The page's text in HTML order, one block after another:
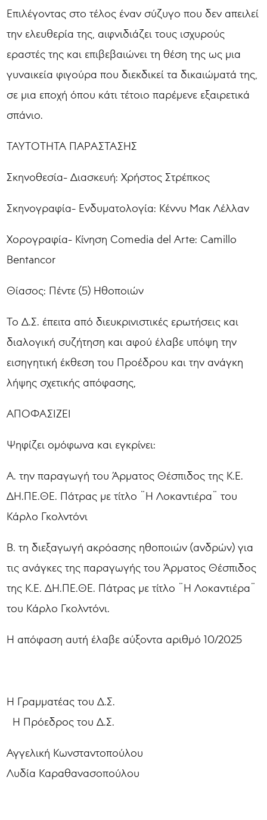
Επιλέγοντας στο τέλος έναν σύζυγο που δεν απειλεί
την ελευθερία της, αιφνιδιάζει τους ισχυρούς
εραστές της και επιβεβαιώνει τη θέση της ως μια
γυναικεία φιγούρα που διεκδικεί τα δικαιώματά της,
σε μια εποχή όπου κάτι τέτοιο παρέμενε εξαιρετικά
σπάνιο.
ΤΑΥΤΟΤΗΤΑ ΠΑΡΑΣΤΑΣΗΣ
Σκηνοθεσία- Διασκευή: Χρήστος Στρέπκος
Σκηνογραφία- Ενδυματολογία: Κέννυ Μακ Λέλλαν
Χορογραφία- Κίνηση Comedia del Arte: Camillo
Bentancor
Θίασος: Πέντε (5) Ηθοποιών
Το Δ.Σ. έπειτα από διευκρινιστικές ερωτήσεις και
διαλογική συζήτηση και αφού έλαβε υπόψη την
εισηγητική έκθεση του Προέδρου και την ανάγκη
λήψης σχετικής απόφασης,
ΑΠΟΦΑΣΙΖΕΙ
Ψηφίζει ομόφωνα και εγκρίνει:
Α. την παραγωγή του Άρματος Θέσπιδος της Κ.Ε.
ΔΗ.ΠΕ.ΘΕ. Πάτρας με τίτλο ¨Η Λοκαντιέρα¨ του
Κάρλο Γκολντόνι
Β. τη διεξαγωγή ακρόασης ηθοποιών (ανδρών) για
τις ανάγκες της παραγωγής του Άρματος Θέσπιδος
της Κ.Ε. ΔΗ.ΠΕ.ΘΕ. Πάτρας με τίτλο ¨Η Λοκαντιέρα¨
του Κάρλο Γκολντόνι.
Η απόφαση αυτή έλαβε αύξοντα αριθμό 10/2025
Η Γραμματέας του Δ.Σ.
Η Πρόεδρος του Δ.Σ.
Αγγελική Κωνσταντοπούλου
Λυδία Καραθανασοπούλου